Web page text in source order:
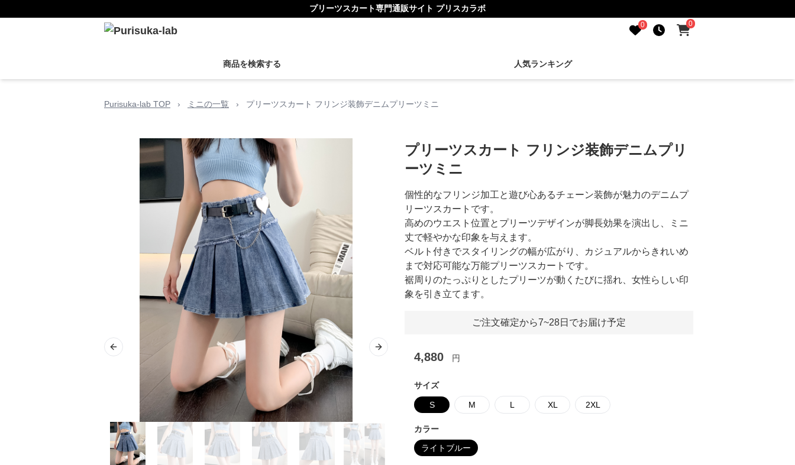
プリーツスカート専門通販サイト プリスカラボ
0 0
商品を検索する 人気ランキング
Purisuka-lab TOP › ミニの一覧 › プリーツスカート フリンジ装飾デニムプリーツミニ
Previous slide Next slide
プリーツスカート フリンジ装飾デニムプリ
ーツミニ
個性的なフリンジ加工と遊び心あるチェーン装飾が魅力のデニムプ
リーツスカートです。
高めのウエスト位置とプリーツデザインが脚長効果を演出し、ミニ
丈で軽やかな印象を与えます。
ベルト付きでスタイリングの幅が広がり、カジュアルからきれいめ
まで対応可能な万能プリーツスカートです。
裾周りのたっぷりとしたプリーツが動くたびに揺れ、女性らしい印
象を引き立てます。
ご注文確定から7~28日でお届け予定
4,880 円
サイズ
S M L XL 2XL
カラー
ライトブルー